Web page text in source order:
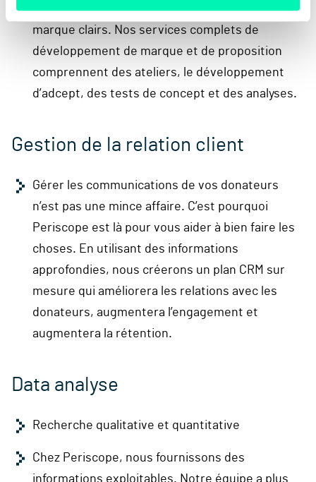
d’obtenir un message et une proposition de
marque clairs. Nos services complets de
développement de marque et de proposition
comprennent des ateliers, le développement
d’adcept, des tests de concept et des analyses.
Gestion de la relation client
Gérer les communications de vos donateurs
n’est pas une mince affaire. C’est pourquoi
Periscope est là pour vous aider à bien faire les
choses. En utilisant des informations
approfondies, nous créerons un plan CRM sur
mesure qui améliorera les relations avec les
donateurs, augmentera l’engagement et
augmentera la rétention.
Data analyse
Recherche qualitative et quantitative
Chez Periscope, nous fournissons des
informations exploitables. Notre équipe a plus